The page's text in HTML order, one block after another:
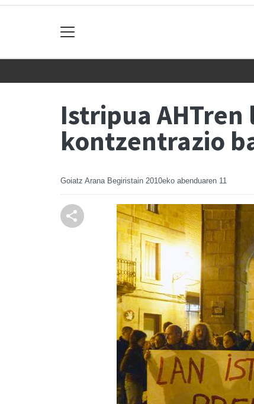
Istripua
kontzentrazio
Goiatz Arana Begiristain 2010eko abenduaren 11